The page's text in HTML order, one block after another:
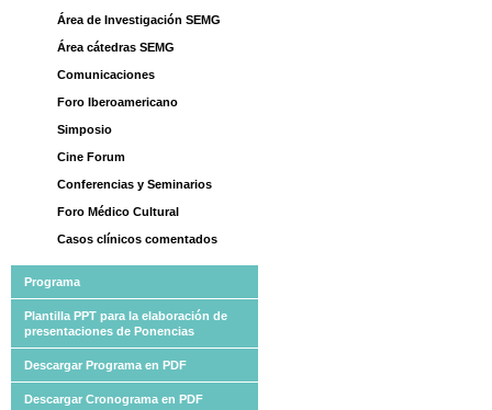
Área de Investigación SEMG
Área cátedras SEMG
Comunicaciones
Foro Iberoamericano
Simposio
Cine Forum
Conferencias y Seminarios
Foro Médico Cultural
Casos clínicos comentados
Programa
Plantilla PPT para la elaboración de
presentaciones de Ponencias
Descargar Programa en PDF
Descargar Cronograma en PDF